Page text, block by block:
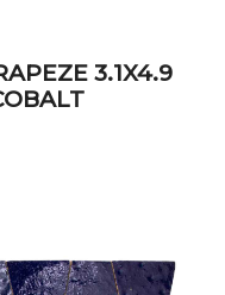
3.1X4.9